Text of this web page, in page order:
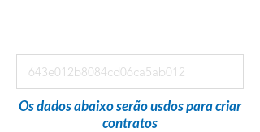
Os dados abaixo serão usdos para criar
contratos